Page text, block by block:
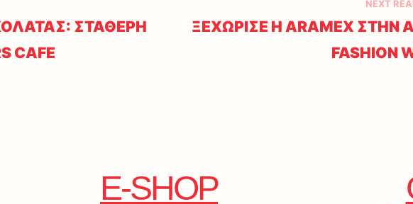
ΣΤΑΘΕΡΗ
CAFE
NEXT
ΞΕΧΩΡΙΣΕ Η ARAMEX ΣΤΗΝ
FASHION
E-SHOP